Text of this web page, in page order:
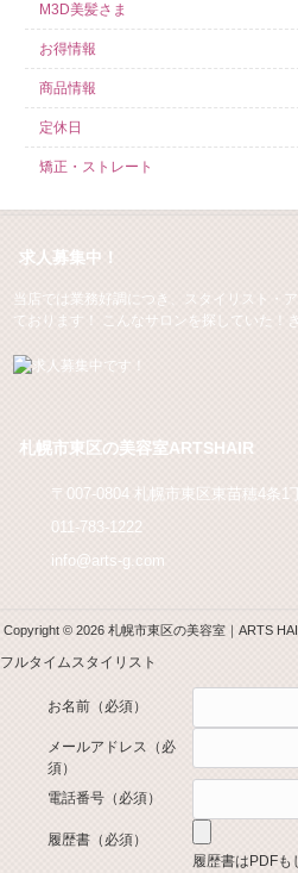
M3D美髪さま
お得情報
商品情報
定休日
矯正・ストレート
求人募集中！
当店では業務好調につき、スタイリスト・
ております！ こんなサロンを探していた！
札幌市東区の美容室ARTSHAIR
〒007-0804 札幌市東区東苗穂4条
011-783-1222
info@arts-g.com
Copyright © 2026 札幌市東区の美容室｜ARTS
フルタイムスタイリスト
お名前 （必須）
メールアドレス （必
須）
電話番号 （必須）
履歴書 （必須）
履歴書はPDFも